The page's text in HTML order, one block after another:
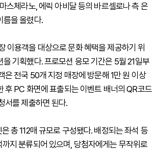
스체라노, 에릭 아비달 등의 바르셀로나 측 은
름을 올렸다.
이용객을 대상으로 문화 혜택을 제공하기 위
을 기획했다. 프로모션 응모 기간은 5월 21일부
은 전국 50개 지정 매장에 방문해 1만 원 이상
후 PC 화면에 표출되는 이벤트 배너의 QR코드
서를 제출하면 된다.
총 112매 규모로 구성됐다. 배정되는 좌석 등
지 분류되어 있으며, 당첨자에게는 무작위로